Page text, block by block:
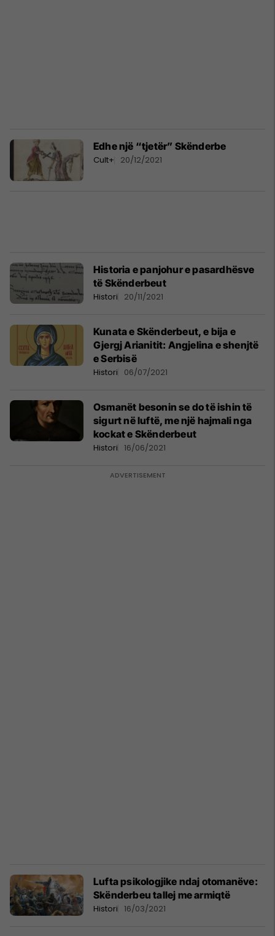
Edhe një “tjetër” Skënderbe
Cult+ 20/12/2021
Historia e panjohur e pasardhësve
të Skënderbeut
Histori 20/11/2021
Kunata e Skënderbeut, e bija e
Gjergj Arianitit: Angjelina e shenjtë
e Serbisë
Histori 06/07/2021
Osmanët besonin se do të ishin të
sigurt në luftë, me një hajmali nga
kockat e Skënderbeut
Histori 16/06/2021
Lufta psikologjike ndaj otomanëve:
Skënderbeu tallej me armiqtë
Histori 16/03/2021